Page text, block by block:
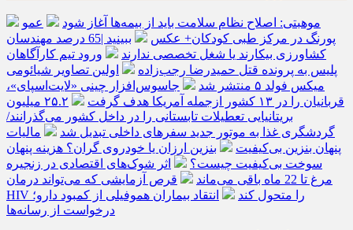
موهبتی: اصلاح نظام سلامت باید از بیمه‌ها آغاز شود
عمو
پورنگ در مرکز طبی کودکان+ عکس
ببینید |65 درصد مهندسان
کشاورزی بیکارند یا شغل تخصصی ندارند
ورود تیم کارآگاهان
پلیس به پرونده قتل حمیدرضا رجب‌زاده
اولین تصاویر شیائومی
میکس فولد ۵ منتشر شد
جاسوس‌افزار چینی «لایت‌اسپای»،
قربانیان را در ۱۳ کشور ازجمله آمریکا هدف گرفت
۲۵.۲ میلیون
بریتانیایی تعطیلات تابستانی را در داخل کشور می‌گذرانند/
گردشگری غذا به موتور جدید سفرهای داخلی تبدیل شد
مالیات
پنهان بنزین بی‌کیفیت
بنزین ارزان یا خودروی گران؟ هزینه پنهان
سوخت بی‌کیفیت چیست؟
اثر شوک‌های اقتصادی در زنجیره
مرغ تا 22 ماه باقی می‌ماند
قرص آزمایشی که می‌تواند درمان
HIV را متحول کند
انتقاد بیماران هموفیلی از کمبود دارو؛
درخواست از رسانه‌ها